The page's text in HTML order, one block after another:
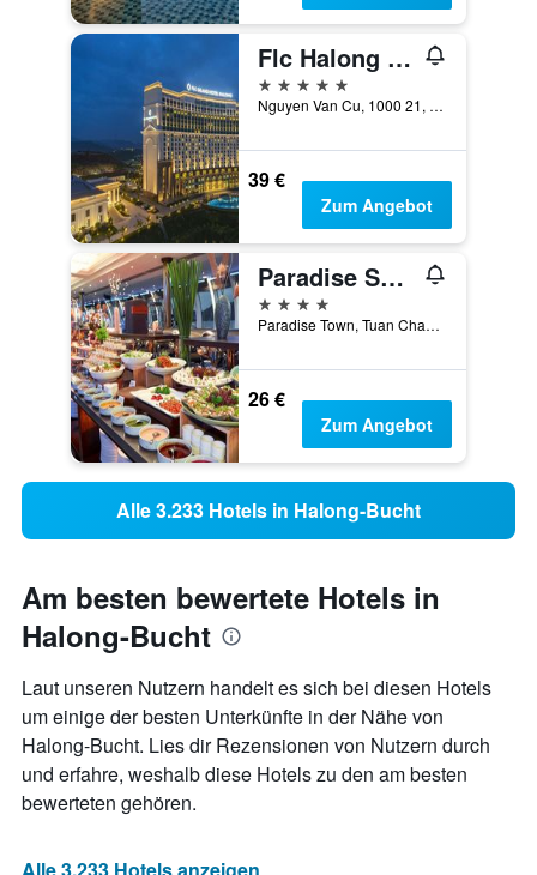
Flc Halong Bay Golf Club & Luxury Resort
5 Sterne
Nguyen Van Cu, 1000 21, Ha Long, Vietnam
39 €
Zum Angebot
Paradise Suites Hotel
4 Sterne
Paradise Town, Tuan Chau Island, Ha Long, Vietnam
26 €
Zum Angebot
Alle 3.233 Hotels in Halong-Bucht
Am besten bewertete Hotels in
Halong-Bucht
Laut unseren Nutzern handelt es sich bei diesen Hotels
um einige der besten Unterkünfte in der Nähe von
Halong-Bucht. Lies dir Rezensionen von Nutzern durch
und erfahre, weshalb diese Hotels zu den am besten
bewerteten gehören.